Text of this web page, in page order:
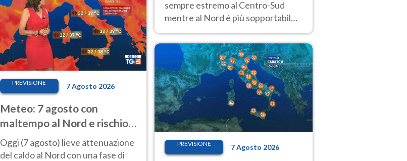
PREVISIONE 7 Agosto 2026
Meteo: 7 agosto con
maltempo al Nord e rischio
nubifragi. Altrove caldo
estremo
Oggi (7 agosto) lieve attenuazione
del caldo al Nord con una fase di
sempre estremo al Centro-Sud
mentre al Nord è più sopportabile
calore sui rilievi.
PREVISIONE 7 Agosto 2026